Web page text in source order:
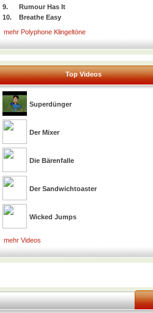
9.
Rumour Has It
10.
Breathe Easy
mehr Polyphone Klingeltöne
Top Videos
Superdünger
Der Mixer
Die Bärenfalle
Der Sandwichtoaster
Wicked Jumps
mehr Videos